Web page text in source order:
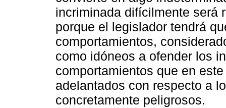
incriminada difícilmente será
porque el legislador tendrá
comportamientos,
como idóneos a ofender los
comportamientos que en
adelantados con respecto a
concretamente peligrosos.